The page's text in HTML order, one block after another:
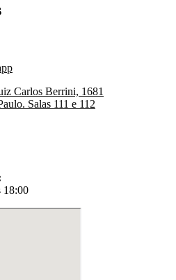
Carlos Berrini, 1681
Salas 111 e 112
18:00